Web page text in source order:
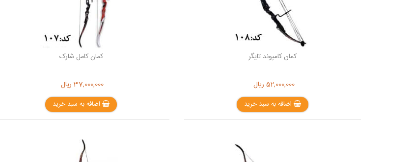
کمان کامپوند تایگر
52,000,000 ریال
اضافه به سبد خرید
کمان کامل شارک
37,000,000 ریال
اضافه به سبد خرید